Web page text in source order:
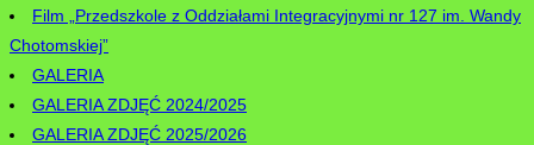
Film „Przedszkole z Oddziałami Integracyjnymi nr 127 im. Wandy
Chotomskiej”
GALERIA
GALERIA ZDJĘĆ 2024/2025
GALERIA ZDJĘĆ 2025/2026